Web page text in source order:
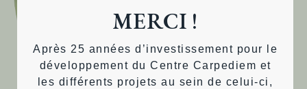
MERCI !
Après 25 années d’investissement pour le
développement du Centre Carpediem et
les différents projets au sein de celui-ci,